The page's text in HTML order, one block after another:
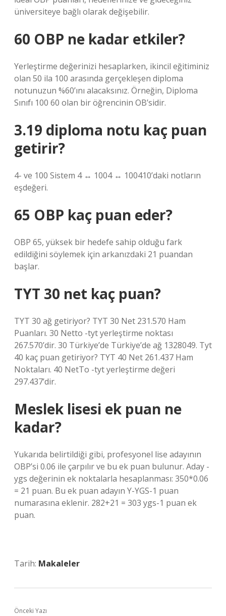
üniversiteye bağlı olarak değişebilir.
60 OBP ne kadar etkiler?
Yerleştirme değerinizi hesaplarken, ikincil eğitiminiz
olan 50 ila 100 arasında gerçekleşen diploma
notunuzun %60’ını alacaksınız. Örneğin, Diploma
Sınıfı 100 60 olan bir öğrencinin OB’sidir.
3.19 diploma notu kaç puan
getirir?
4- ve 100 Sistem 4 ↔ 1004 ↔ 100410’daki notların
eşdeğeri.
65 OBP kaç puan eder?
OBP 65, yüksek bir hedefe sahip olduğu fark
edildiğini söylemek için arkanızdaki 21 puandan
başlar.
TYT 30 net kaç puan?
TYT 30 ağ getiriyor? TYT 30 Net 231.570 Ham
Puanları. 30 Netto -tyt yerleştirme noktası
267.570’dir. 30 Türkiye’de Türkiye’de ağ 1328049. Tyt
40 kaç puan getiriyor? TYT 40 Net 261.437 Ham
Noktaları. 40 NetTo -tyt yerleştirme değeri
297.437’dir.
Meslek lisesi ek puan ne
kadar?
Yukarıda belirtildiği gibi, profesyonel lise adayının
OBP’si 0.06 ile çarpılır ve bu ek puan bulunur. Aday -
ygs değerinin ek noktalarla hesaplanması: 350*0.06
= 21 puan. Bu ek puan adayın Y-YGS-1 puan
numarasına eklenir. 282+21 = 303 ygs-1 puan ek
puan.
Tarih: Makaleler
Önceki Yazı